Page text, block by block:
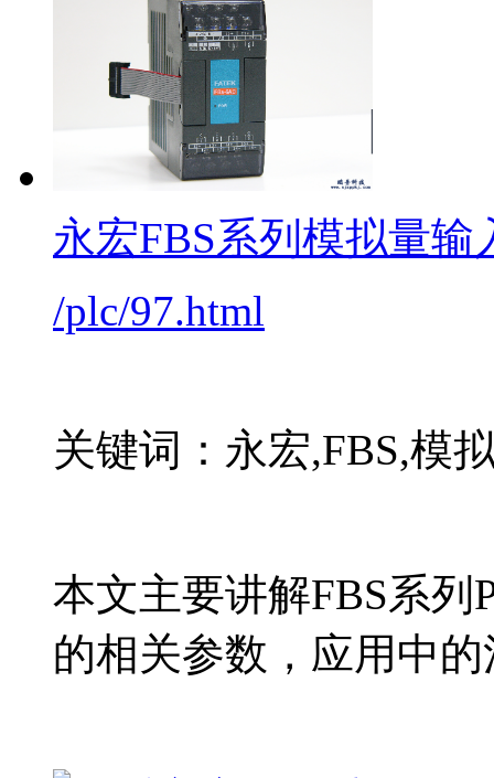
永宏FBS系列模拟量输
/plc/97.html
关键词：永宏,FBS,模
本文主要讲解FBS系列
的相关参数，应用中